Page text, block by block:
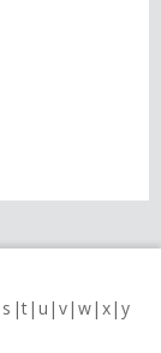
s t u v w x y